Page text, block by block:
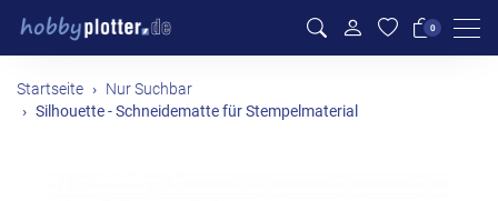
0
Startseite Nur Suchbar
Silhouette - Schneidematte für Stempelmaterial